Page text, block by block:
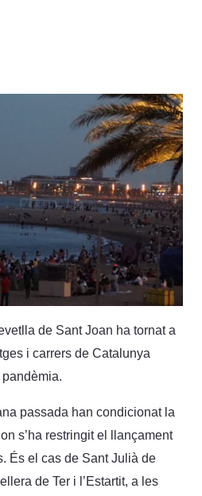
de Sant Joan ha tornat a
i carrers de Catalunya
passada han condicionat la
s’ha restringit el llançament
És el cas de Sant Julià de
de Ter i l’Estartit, a les